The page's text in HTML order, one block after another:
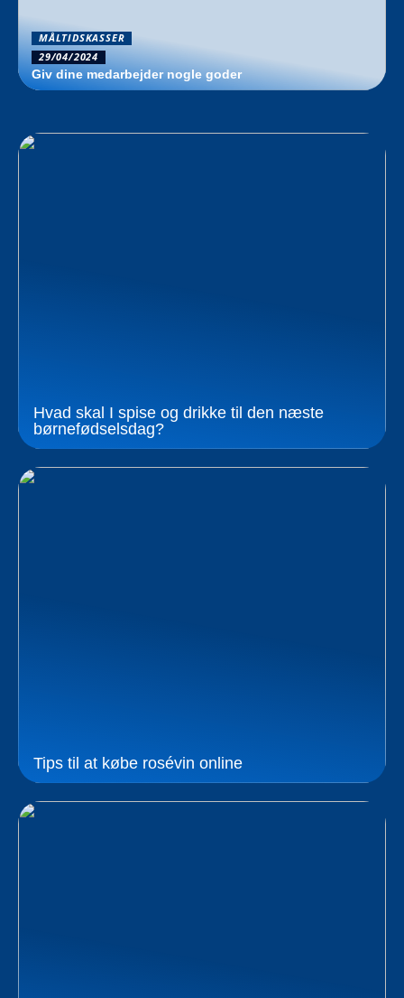
MÅLTIDSKASSER
29/04/2024
Giv dine medarbejder nogle goder
Hvad skal I spise og drikke til den næste
børnefødselsdag?
Tips til at købe rosévin online